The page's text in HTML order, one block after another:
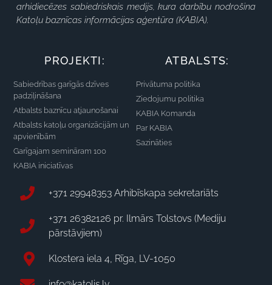
arhidiecēzes sabiedriskais medijs, kura darbību nodrošina
Katoļu baznīcas informācijas aģentūra (KABIA).
PROJEKTI:
Sabiedrības garīgās dzīves
padziļināšana
Atbalsts baznīcu atjaunošanai
Atbalsts katoļu organizācijām un
apvienībām
Garīgajam semināram 100
KABIA iniciatīvas
ATBALSTS:
Privātuma politika
Ziedojumu politika
KABIA Komanda
Par KABIA
Sazināties
+371 29948353 Arhibīskapa sekretariāts
+371 26382126 pr. Ilmārs Tolstovs (Mediju
pārstāvjiem)
Klostera iela 4, Rīga, LV-1050